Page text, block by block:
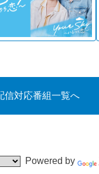
信対応番組一覧へ
Powered by